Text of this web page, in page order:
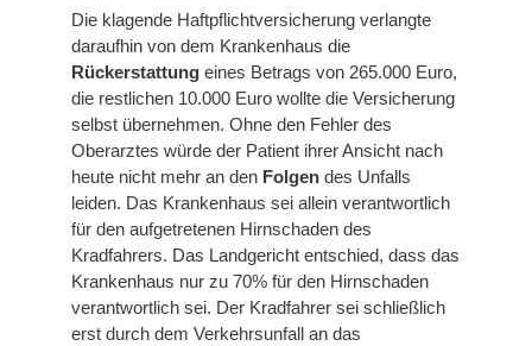
Die klagende Haftpflichtversicherung verlangte
daraufhin von dem Krankenhaus die
Rückerstattung eines Betrags von 265.000 Euro,
die restlichen 10.000 Euro wollte die Versicherung
selbst übernehmen. Ohne den Fehler des
Oberarztes würde der Patient ihrer Ansicht nach
heute nicht mehr an den Folgen des Unfalls
leiden. Das Krankenhaus sei allein verantwortlich
für den aufgetretenen Hirnschaden des
Kradfahrers. Das Landgericht entschied, dass das
Krankenhaus nur zu 70% für den Hirnschaden
verantwortlich sei. Der Kradfahrer sei schließlich
erst durch dem Verkehrsunfall an das